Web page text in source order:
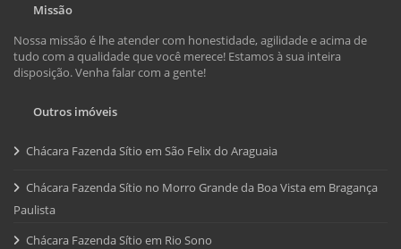
Missão
Nossa missão é lhe atender com honestidade, agilidade e acima de
tudo com a qualidade que você merece! Estamos à sua inteira
disposição. Venha falar com a gente!
Outros imóveis
Chácara Fazenda Sítio em São Felix do Araguaia
Chácara Fazenda Sítio no Morro Grande da Boa Vista em Bragança
Paulista
Chácara Fazenda Sítio em Rio Sono